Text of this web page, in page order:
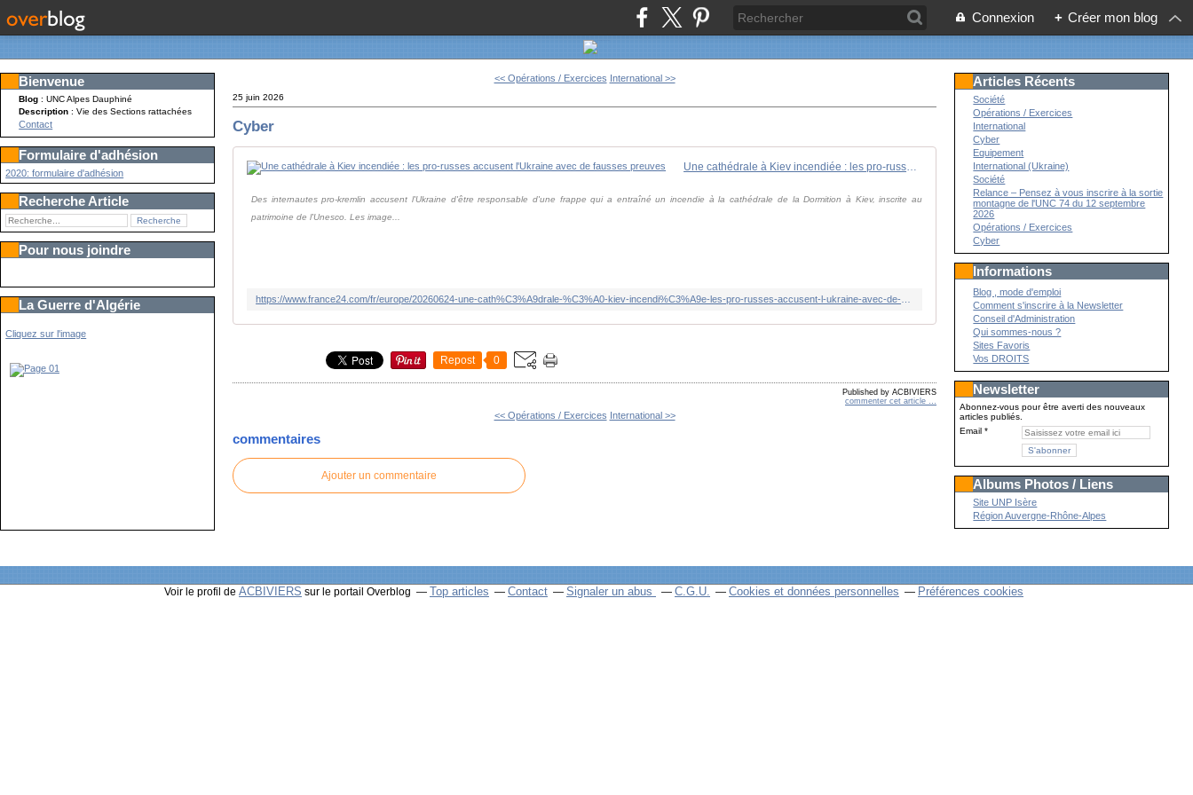
Connexion + Créer mon blog
Bienvenue
Blog : UNC Alpes Dauphiné
Description: Vie des Sections rattachées
Contact
Formulaire d'adhésion
2020: formulaire d'adhésion
Recherche Article
Pour nous joindre
La Guerre d'Algérie
Cliquez sur l'image
<< Opérations / Exercices International >>
25 juin 2026
Cyber
Une cathédrale à Kiev incendiée : les pro-russes accusent l'Ukraine avec de fausses preuves
Des internautes pro-kremlin accusent l'Ukraine d'être responsable d'une frappe qui a entraîné un incendie à la cathédrale de la Dormition à Kiev, inscrite au
patrimoine de l'Unesco. Les image...
Repost 0
Published by ACBIVIERS
commenter cet article
<< Opérations / Exercices International >>
commentaires
Ajouter un commentaire
Articles Récents
Société
Opérations / Exercices
International
Cyber
Equipement
International (Ukraine)
Société
Relance – Pensez à vous inscrire à la sortie
montagne de l'UNC 74 du 12 septembre
2026
Opérations / Exercices
Cyber
Informations
Blog , mode d'emploi
Comment s'inscrire à la Newsletter
Conseil d'Administration
Qui sommes-nous ?
Sites Favoris
Vos DROITS
Newsletter
Abonnez-vous pour être averti des nouveaux
articles publiés.
Email
Albums Photos / Liens
Site UNP Isère
Région Auvergne-Rhône-Alpes
Voir le profil de ACBIVIERS sur le portail Overblog Top articles Contact Signaler un abus C.G.U. Cookies et données personnelles Préférences cookies